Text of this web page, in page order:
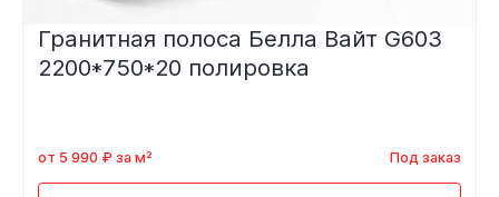
Гранитная полоса Белла Вайт G603
2200*750*20 полировка
от 5 990 ₽ за м² Под заказ